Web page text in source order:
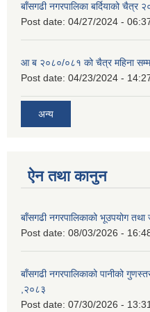
बाँसगढी नगरपालिका बर्दियाको
Post date: 04/27/2024 -
आ ब २०८०/०८१ को चैत्र महिना
Post date: 04/23/2024 -
अन्य
ऐन तथा कानुन
बाँसगढी नगरपालिकाको भूउपयोग तथा
Post date: 08/03/2026 -
बाँसगढी नगरपालिकाको पानीको
,२०८३
Post date: 07/30/2026 -